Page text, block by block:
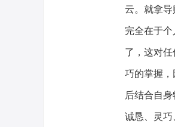
云。就拿导
完全在于
了，这对
巧的掌握
后结合自
诚恳、灵